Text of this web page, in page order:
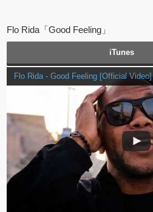
Flo Rida「Good Feeling」
iTunes
Flo Rida - Good Feeling [Official Video]